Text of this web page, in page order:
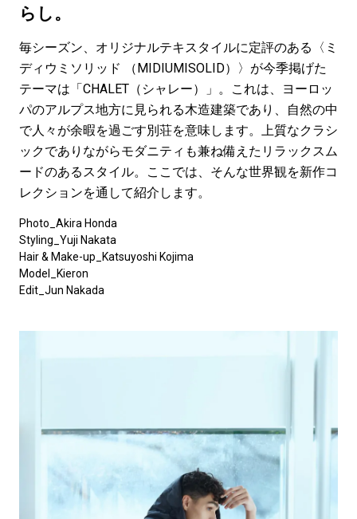
らし。
毎シーズン、オリジナルテキスタイルに定評のある〈ミ
ディウミソリッド （MIDIUMISOLID）〉が今季掲げた
テーマは「CHALET（シャレー）」。これは、ヨーロッ
パのアルプス地方に見られる木造建築であり、自然の中
で人々が余暇を過ごす別荘を意味します。上質なクラシ
ックでありながらモダニティも兼ね備えたリラックスム
ードのあるスタイル。ここでは、そんな世界観を新作コ
レクションを通して紹介します。
Photo_Akira Honda
Styling_Yuji Nakata
Hair & Make-up_Katsuyoshi Kojima
Model_Kieron
Edit_Jun Nakada